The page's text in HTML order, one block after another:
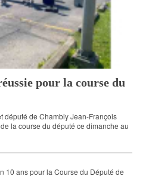
pour la course du
député de Chambly Jean-François
la course du député ce dimanche au
10 ans pour la Course du Député de